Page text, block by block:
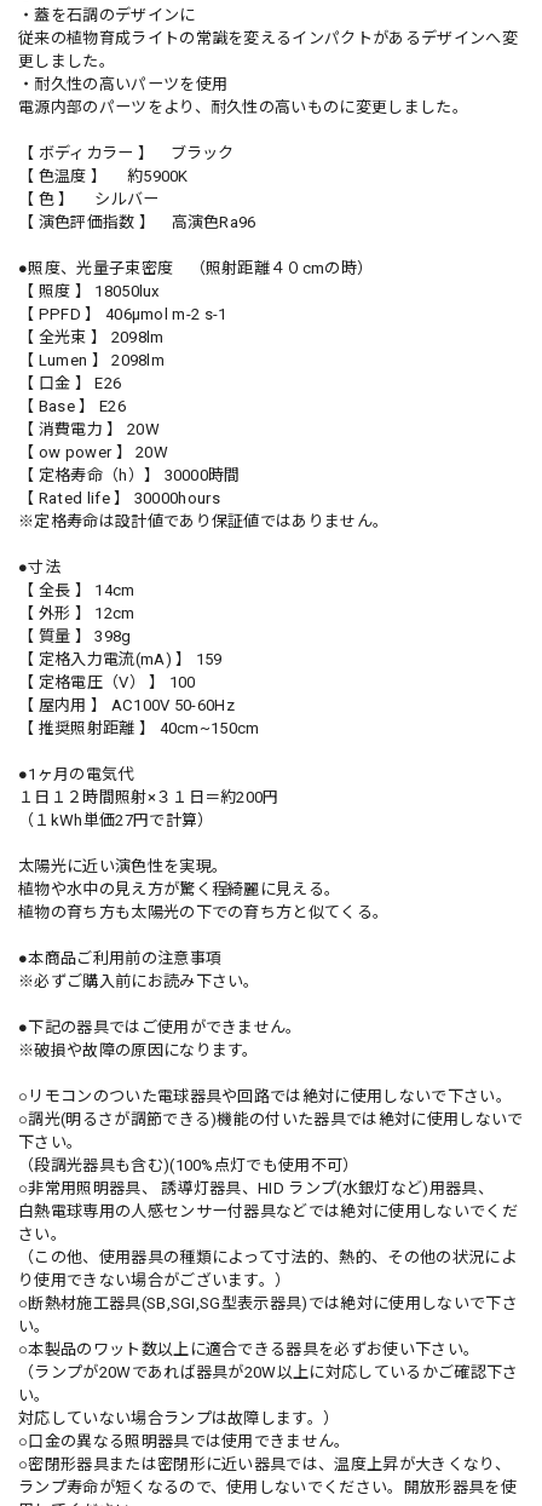
・蓋を石調のデザインに
従来の植物育成ライトの常識を変えるインパクトがあるデザインへ変
更しました。
・耐久性の高いパーツを使用
電源内部のパーツをより、耐久性の高いものに変更しました。
【 ボディカラー 】 ブラック
【 色温度 】 約5900K
【 色 】 シルバー
【 演色評価指数 】 高演色Ra96
●照度、光量子束密度 （照射距離４０cmの時）
【 照度 】 18050lux
【 PPFD 】 406μmol m-2 s-1
【 全光束 】 2098lm
【 Lumen 】 2098lm
【 口金 】 E26
【 Base 】 E26
【 消費電力 】 20W
【 ow power 】 20W
【 定格寿命（h）】 30000時間
【 Rated life 】 30000hours
※定格寿命は設計値であり保証値ではありません。
●寸法
【 全長 】 14cm
【 外形 】 12cm
【 質量 】 398g
【 定格入力電流(mA) 】 159
【 定格電圧（V） 】 100
【 屋内用 】 AC100V 50-60Hz
【 推奨照射距離 】 40cm~150cm
●1ヶ月の電気代
１日１２時間照射×３１日＝約200円
（１kWh単価27円で計算）
太陽光に近い演色性を実現。
植物や水中の見え方が驚く程綺麗に見える。
植物の育ち方も太陽光の下での育ち方と似てくる。
●本商品ご利用前の注意事項
※必ずご購入前にお読み下さい。
●下記の器具ではご使用ができません。
※破損や故障の原因になります。
○リモコンのついた電球器具や回路では絶対に使用しないで下さい。
○調光(明るさが調節できる)機能の付いた器具では絶対に使用しないで
下さい。
（段調光器具も含む)(100%点灯でも使用不可）
○非常用照明器具、 誘導灯器具、HID ランプ(水銀灯など)用器具、
白熱電球専用の人感センサー付器具などでは絶対に使用しないでくだ
さい。
（この他、使用器具の種類によって寸法的、熱的、その他の状況によ
り使用できない場合がございます。）
○断熱材施工器具(SB,SGI,SG型表示器具)では絶対に使用しないで下さ
い。
○本製品のワット数以上に適合できる器具を必ずお使い下さい。
（ランプが20Wであれば器具が20W以上に対応しているかご確認下さ
い。
対応していない場合ランプは故障します。）
○口金の異なる照明器具では使用できません。
○密閉形器具または密閉形に近い器具では、温度上昇が大きくなり、
ランプ寿命が短くなるので、使用しないでください。開放形器具を使